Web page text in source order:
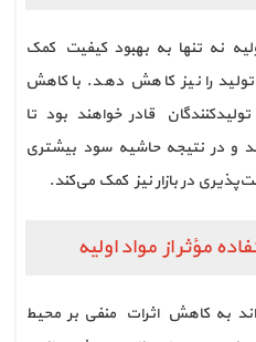
نه تنها به بهبود کیفیت کمک
تولید را نیز کاهش دهد. با کاهش
قادر خواهند بود تا
و در نتیجه حاشیه سود بیشتری
در بازار نیز کمک می‌کند.
مؤثر از مواد اولیه
به کاهش اثرات منفی بر محیط